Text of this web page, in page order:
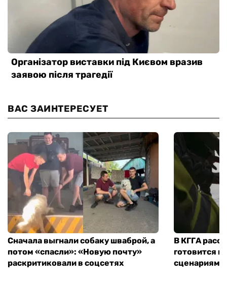
ВАС ЗАИНТЕРЕСУЕТ
Сначала выгнали собаку шваброй, а
потом «спасли»: «Новую почту»
раскритиковали в соцсетях
В КГГА
готовится
сценариям